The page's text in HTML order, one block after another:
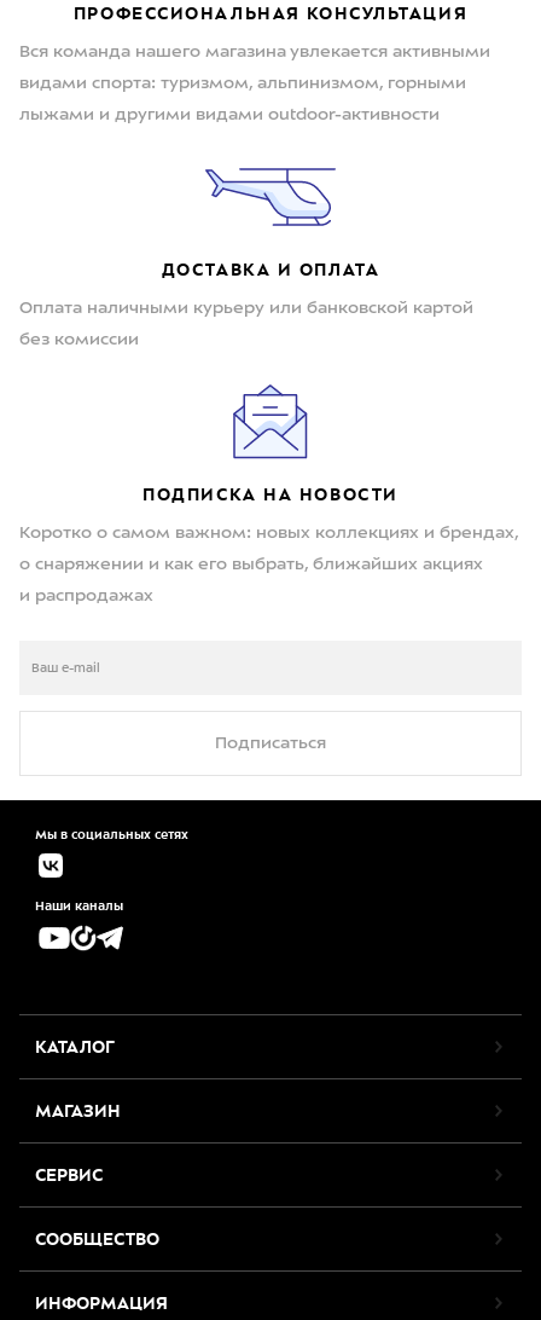
ПРОФЕССИОНАЛЬНАЯ КОНСУЛЬТАЦИЯ
Вся команда нашего магазина увлекается активными
видами спорта: туризмом, альпинизмом, горными
лыжами и другими видами outdoor-активности
ДОСТАВКА И ОПЛАТА
Оплата наличными курьеру или банковской картой
без комиссии
ПОДПИСКА НА НОВОСТИ
Коротко о самом важном: новых коллекциях и брендах,
о снаряжении и как его выбрать, ближайших акциях
и распродажах
Подписаться
Мы в социальных сетях
Наши каналы
КАТАЛОГ
МАГАЗИН
СЕРВИС
СООБЩЕСТВО
ИНФОРМАЦИЯ